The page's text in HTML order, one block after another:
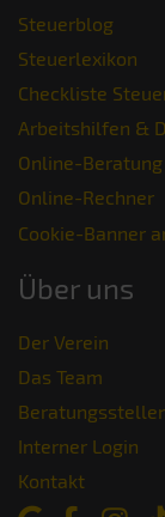
Steuerblog
Steuerlexikon
Checkliste
Arbeitshilfen &
Online-Beratung
Online-Rechner
Cookie-Banner
Über uns
Der Verein
Das Team
Interner Login
Kontakt